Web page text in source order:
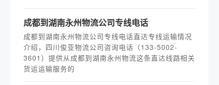
​成都到湖南永州物流公司专线电话
成都到湖南永州物流公司专线电话直达专线运输情况
介绍，四川俊亚物流公司咨询电话（133-5002-
3601）提供从成都到湖南永州物流这条直达线路相关
货运运输服务的